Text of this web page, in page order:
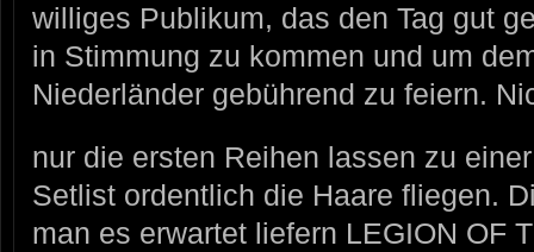
williges Publikum, das den Tag gut
in Stimmung zu kommen und um
Niederländer gebührend zu feiern.
nur die ersten Reihen lassen zu
Setlist ordentlich die Haare fliegen.
man es erwartet liefern LEGION OF